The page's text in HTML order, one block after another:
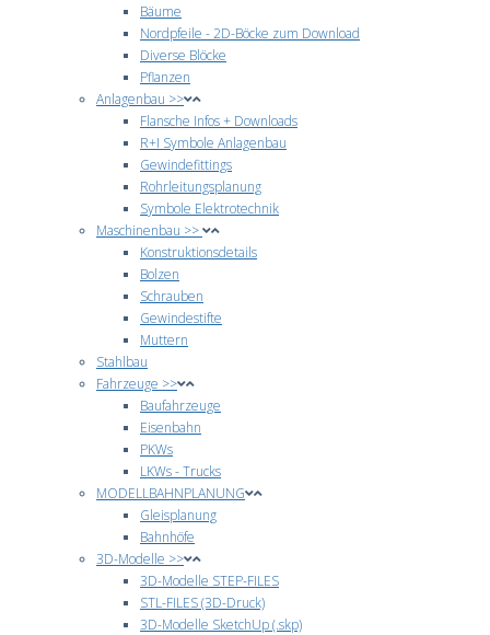
Bäume
Nordpfeile - 2D-Böcke zum Download
Diverse Blöcke
Pflanzen
Anlagenbau >>
Flansche Infos + Downloads
R+I Symbole Anlagenbau
Gewindefittings
Rohrleitungsplanung
Symbole Elektrotechnik
Maschinenbau >>
Konstruktionsdetails
Bolzen
Schrauben
Gewindestifte
Muttern
Stahlbau
Fahrzeuge >>
Baufahrzeuge
Eisenbahn
PKWs
LKWs - Trucks
MODELLBAHNPLANUNG
Gleisplanung
Bahnhöfe
3D-Modelle >>
3D-Modelle STEP-FILES
STL-FILES (3D-Druck)
3D-Modelle SketchUp (.skp)